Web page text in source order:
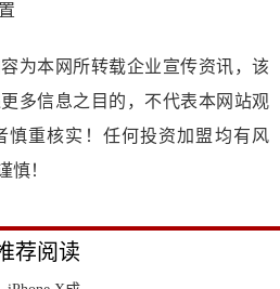
为本网所转载企业宣传资讯，该
多信息之目的，不代表本网站观
慎重核实！任何投资加盟均有风
慎！
荐阅读